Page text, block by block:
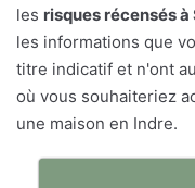
les risques récensés
les informations que
titre indicatif et n'ont
où vous souhaiteriez
une maison en Indre.